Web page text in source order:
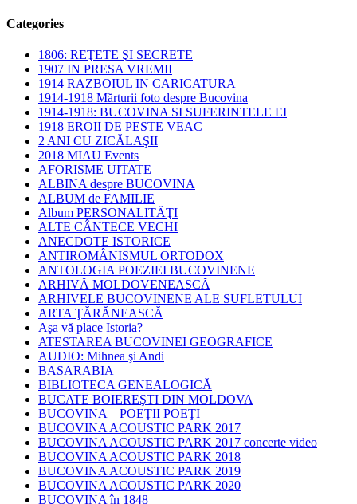
Categories
1806: REŢETE ŞI SECRETE
1907 IN PRESA VREMII
1914 RAZBOIUL IN CARICATURA
1914-1918 Mărturii foto despre Bucovina
1914-1918: BUCOVINA SI SUFERINTELE EI
1918 EROII DE PESTE VEAC
2 ANI CU ZICĂLAŞII
2018 MIAU Events
AFORISME UITATE
ALBINA despre BUCOVINA
ALBUM de FAMILIE
Album PERSONALITĂŢI
ALTE CÂNTECE VECHI
ANECDOTE ISTORICE
ANTIROMÂNISMUL ORTODOX
ANTOLOGIA POEZIEI BUCOVINENE
ARHIVĂ MOLDOVENEASCĂ
ARHIVELE BUCOVINENE ALE SUFLETULUI
ARTA ŢĂRĂNEASCĂ
Aşa vă place Istoria?
ATESTAREA BUCOVINEI GEOGRAFICE
AUDIO: Mihnea şi Andi
BASARABIA
BIBLIOTECA GENEALOGICĂ
BUCATE BOIEREŞTI DIN MOLDOVA
BUCOVINA – POEŢII POEŢI
BUCOVINA ACOUSTIC PARK 2017
BUCOVINA ACOUSTIC PARK 2017 concerte video
BUCOVINA ACOUSTIC PARK 2018
BUCOVINA ACOUSTIC PARK 2019
BUCOVINA ACOUSTIC PARK 2020
BUCOVINA în 1848